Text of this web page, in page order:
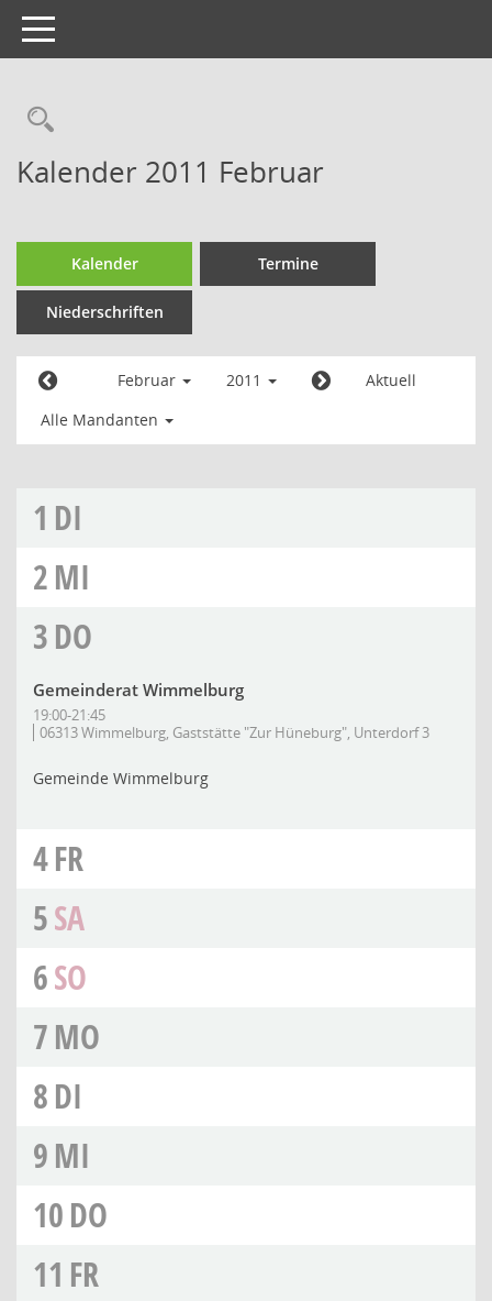
Toggle
navigation
Kalender 2011 Februar
Kalender Termine
Niederschriften
Februar 2011
Aktuell
Alle Mandanten
1 DI
2MI
3DO
Gemeinderat Wimmelburg
19:00-21:45
06313 Wimmelburg, Gaststätte "Zur Hüneburg", Unterdorf 3
Gemeinde Wimmelburg
4FR
5SA
6SO
7MO
8DI
9MI
10DO
11 FR